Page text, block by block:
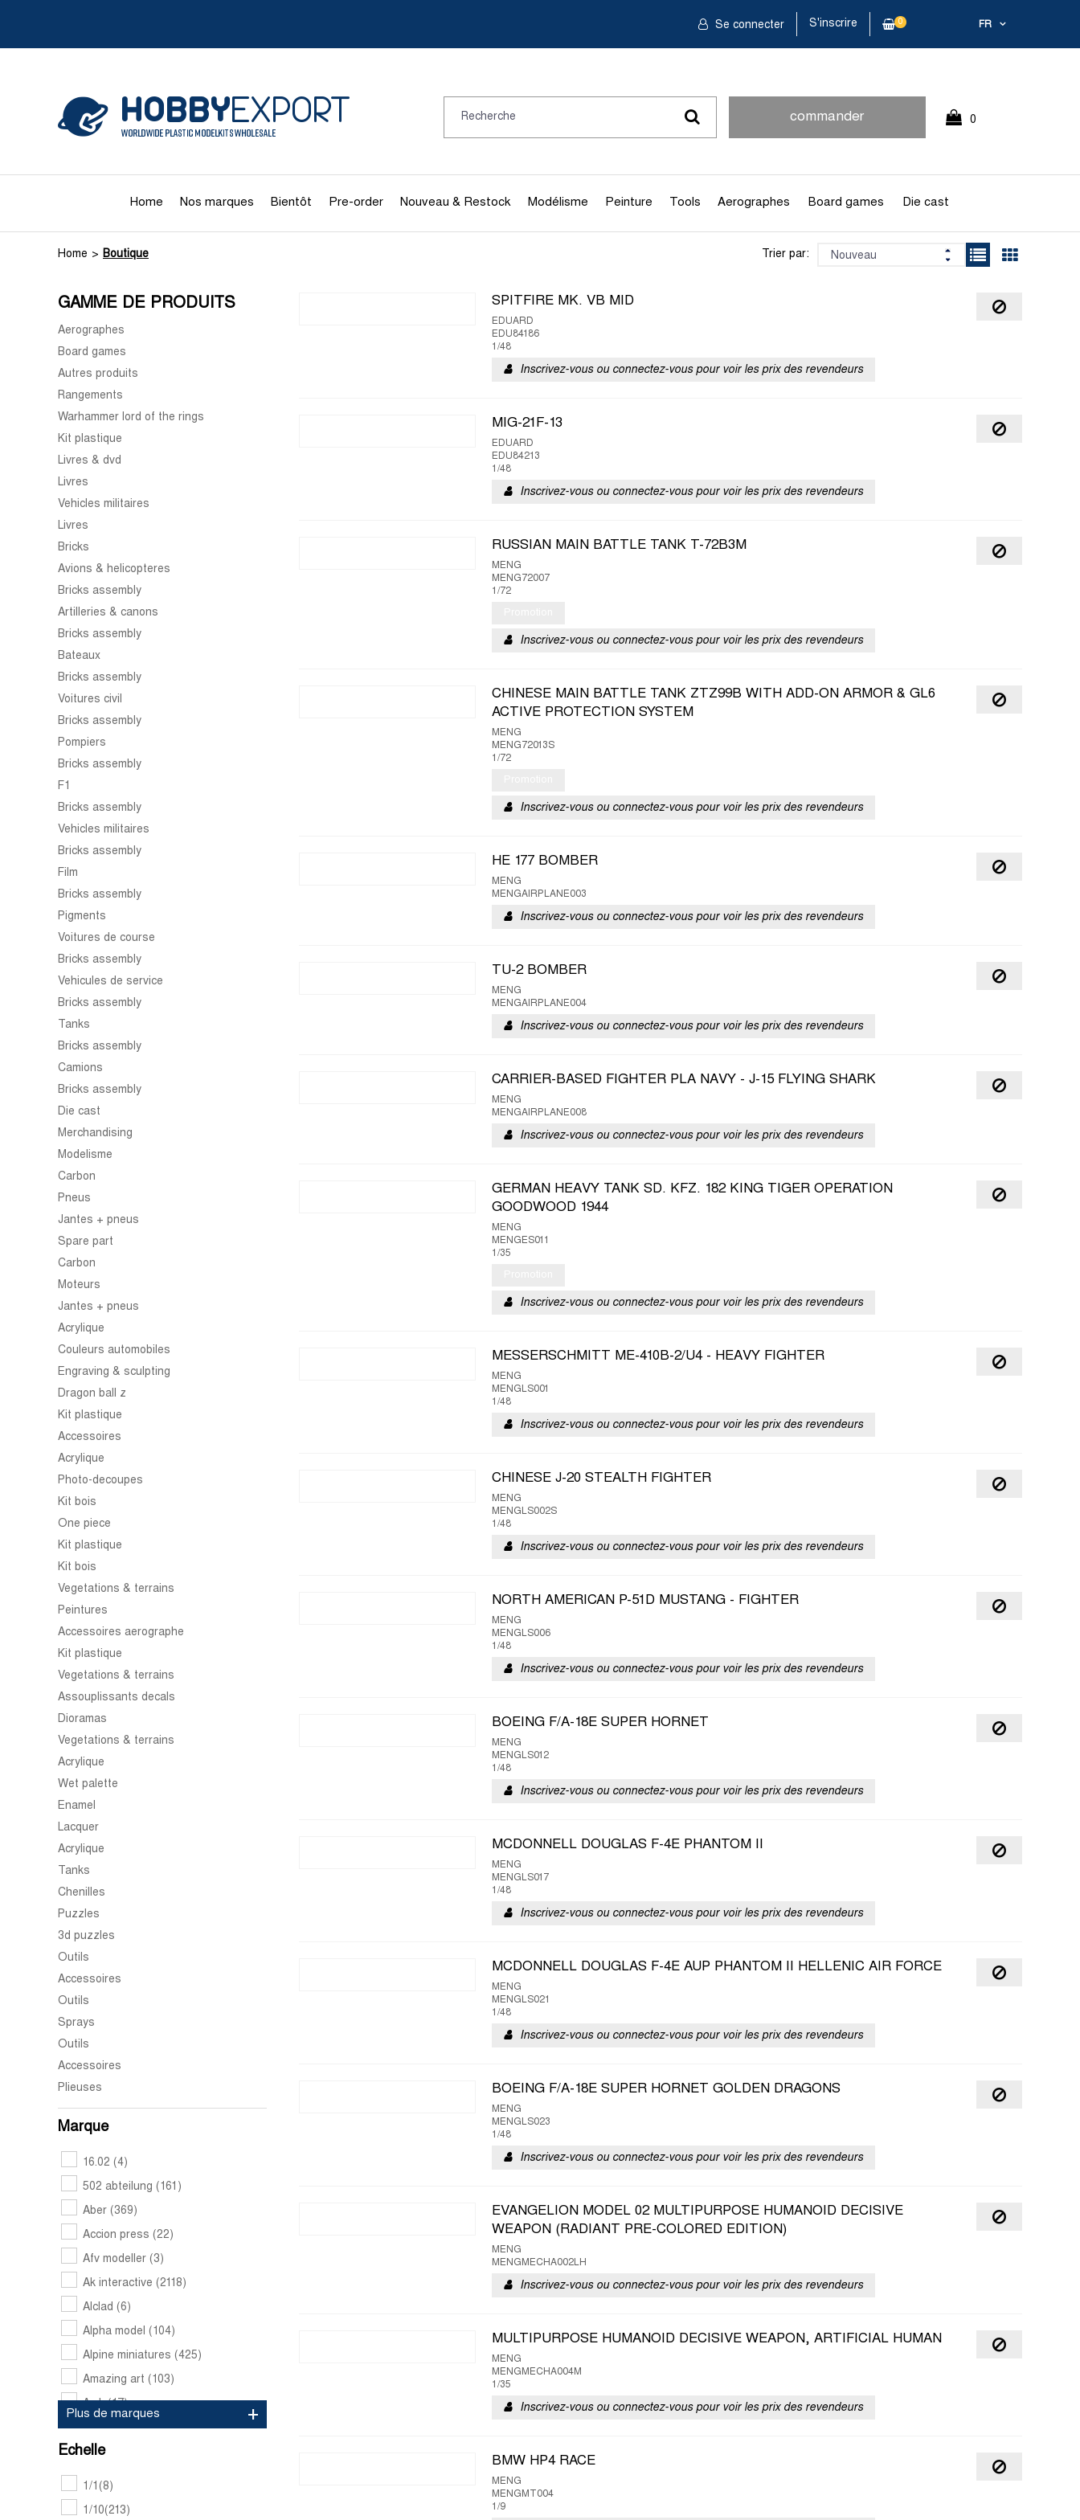
FR
Se connecter S'inscrire 0
commander 0
Home Nos marques Bientôt Pre-order Nouveau & Restock Modélisme Peinture Tools Aerographes Board games Die cast
Home Boutique Trier par:
GAMME DE PRODUITS
Aerographes
Board games
Autres produits
Rangements
Warhammer lord of the rings
Kit plastique
Livres & dvd
Livres
Vehicles militaires
Livres
Bricks
Avions & helicopteres
Bricks assembly
Artilleries & canons
Bricks assembly
Bateaux
Bricks assembly
Voitures civil
Bricks assembly
Pompiers
Bricks assembly
F1
Bricks assembly
Vehicles militaires
Bricks assembly
Film
Bricks assembly
Pigments
Voitures de course
Bricks assembly
Vehicules de service
Bricks assembly
Tanks
Bricks assembly
Camions
Bricks assembly
Die cast
Merchandising
Modelisme
Carbon
Pneus
Jantes + pneus
Spare part
Carbon
Moteurs
Jantes + pneus
Acrylique
Couleurs automobiles
Engraving & sculpting
Dragon ball z
Kit plastique
Accessoires
Acrylique
Photo-decoupes
Kit bois
One piece
Kit plastique
Kit bois
Vegetations & terrains
Peintures
Accessoires aerographe
Kit plastique
Vegetations & terrains
Assouplissants decals
Dioramas
Vegetations & terrains
Acrylique
Wet palette
Enamel
Lacquer
Acrylique
Tanks
Chenilles
Puzzles
3d puzzles
Outils
Accessoires
Outils
Sprays
Outils
Accessoires
Plieuses
Marque
16.02 (4)
502 abteilung (161)
Aber (369)
Accion press (22)
Afv modeller (3)
Ak interactive (2118)
Alclad (6)
Alpha model (104)
Alpine miniatures (425)
Amazing art (103)
Amk(17)
Ammo by mig jimenez(1749)
Amt models
Plus de marques
Echelle
1/1 (8)
1/10(213)
SPITFIRE MK. VB MID
EDUARD
EDU84186
1/48
Inscrivez-vous ou connectez-vous pour voir les prix des revendeurs
MIG-21F-13
EDUARD
EDU84213
1/48
Inscrivez-vous ou connectez-vous pour voir les prix des revendeurs
RUSSIAN MAIN BATTLE TANK T-72B3M
MENG
MENG72007
1/72
Inscrivez-vous ou connectez-vous pour voir les prix des revendeurs
CHINESE MAIN BATTLE TANK ZTZ99B WITH ADD-ON ARMOR & GL6
ACTIVE PROTECTION SYSTEM
MENG
MENG72013S
1/72
Inscrivez-vous ou connectez-vous pour voir les prix des revendeurs
HE 177 BOMBER
MENG
MENGAIRPLANE003
Inscrivez-vous ou connectez-vous pour voir les prix des revendeurs
TU-2 BOMBER
MENG
MENGAIRPLANE004
Inscrivez-vous ou connectez-vous pour voir les prix des revendeurs
CARRIER-BASED FIGHTER PLA NAVY - J-15 FLYING SHARK
MENG
MENGAIRPLANE008
Inscrivez-vous ou connectez-vous pour voir les prix des revendeurs
GERMAN HEAVY TANK SD. KFZ. 182 KING TIGER OPERATION
GOODWOOD 1944
MENG
MENGES011
1/35
Inscrivez-vous ou connectez-vous pour voir les prix des revendeurs
MESSERSCHMITT ME-410B-2/U4 - HEAVY FIGHTER
MENG
MENGLS001
1/48
Inscrivez-vous ou connectez-vous pour voir les prix des revendeurs
CHINESE J-20 STEALTH FIGHTER
MENG
MENGLS002S
1/48
Inscrivez-vous ou connectez-vous pour voir les prix des revendeurs
NORTH AMERICAN P-51D MUSTANG - FIGHTER
MENG
MENGLS006
1/48
Inscrivez-vous ou connectez-vous pour voir les prix des revendeurs
BOEING F/A-18E SUPER HORNET
MENG
MENGLS012
1/48
Inscrivez-vous ou connectez-vous pour voir les prix des revendeurs
MCDONNELL DOUGLAS F-4E PHANTOM II
MENG
MENGLS017
1/48
Inscrivez-vous ou connectez-vous pour voir les prix des revendeurs
MCDONNELL DOUGLAS F-4E AUP PHANTOM II HELLENIC AIR FORCE
MENG
MENGLS021
1/48
Inscrivez-vous ou connectez-vous pour voir les prix des revendeurs
BOEING F/A-18E SUPER HORNET GOLDEN DRAGONS
MENG
MENGLS023
1/48
Inscrivez-vous ou connectez-vous pour voir les prix des revendeurs
EVANGELION MODEL 02 MULTIPURPOSE HUMANOID DECISIVE
WEAPON (RADIANT PRE-COLORED EDITION)
MENG
MENGMECHA002LH
Inscrivez-vous ou connectez-vous pour voir les prix des revendeurs
MULTIPURPOSE HUMANOID DECISIVE WEAPON, ARTIFICIAL HUMAN
MENG
MENGMECHA004M
1/35
Inscrivez-vous ou connectez-vous pour voir les prix des revendeurs
BMW HP4 RACE
MENG
MENGMT004
1/9